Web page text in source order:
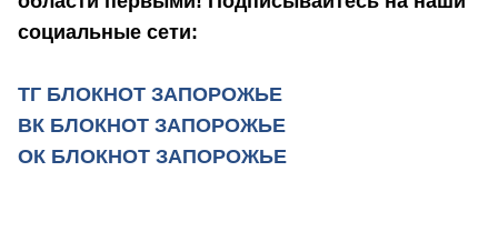
социальные сети:
ТГ БЛОКНОТ ЗАПОРОЖЬЕ
ВК БЛОКНОТ ЗАПОРОЖЬЕ
ОК БЛОКНОТ ЗАПОРОЖЬЕ